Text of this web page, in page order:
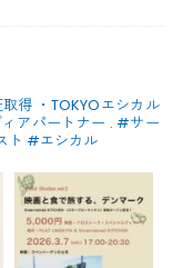
得 ・TOKYOエシカル
アパートナー . #サー
ト #エシカル